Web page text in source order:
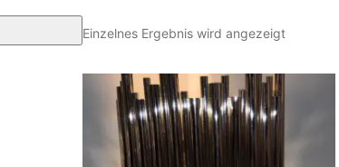
Einzelnes Ergebnis wird angezeigt